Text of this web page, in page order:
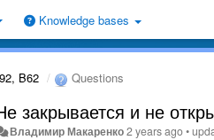
Knowledge bases
B62 Questions
закрывается и не
Владимир Макаренко2 years ago•